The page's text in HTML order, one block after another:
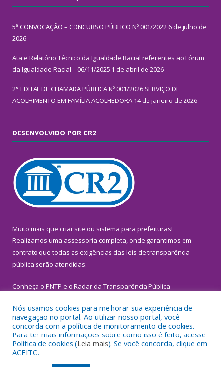
5ª CONVOCAÇÃO – CONCURSO PÚBLICO Nº 001/2022 6 de julho de
2026
Ata e Relatório Técnico da Igualdade Racial referentes ao Fórum
da Igualdade Racial – 06/11/2025 1 de abril de 2026
2° EDITAL DE CHAMADA PÚBLICA Nº 001/2026 SERVIÇO DE
ACOLHIMENTO EM FAMÍLIA ACOLHEDORA 14 de janeiro de 2026
DESENVOLVIDO POR CR2
Muito mais que criar site ou sistema para prefeituras!
Realizamos uma assessoria completa, onde garantimos em
contrato que todas as exigências das leis de transparência
pública serão atendidas.
Conheça o PNTP e o Radar da Transparência Pública
Todos os direitos reservados a Prefeitura Municipal de
Inhangapi.
Nós usamos cookies para melhorar sua experiência de
navegação no portal. Ao utilizar nosso portal, você
concorda com a política de monitoramento de cookies.
Para ter mais informações sobre como isso é feito, acesse
Política de cookies (Leia mais). Se você concorda, clique em
ACEITO.